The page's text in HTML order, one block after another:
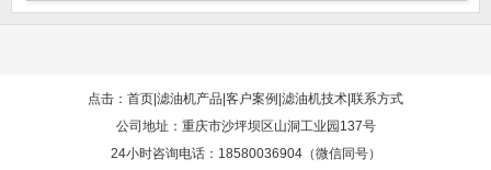
点击：首页 滤油机产品 客户案例 滤油机技术 联系方式
公司地址：重庆市沙坪坝区山洞工业园137号
24小时咨询电话：18580036904（微信同号）